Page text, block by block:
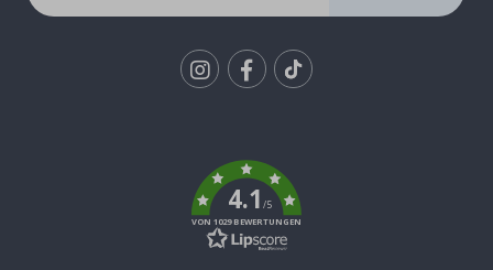
4.1/5
VON 1029 BEWERTUNGEN